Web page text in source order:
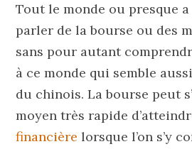
Tout le monde ou presque
parler de la bourse ou des
sans pour autant
à ce monde qui semble
du chinois. La bourse peut
moyen très rapide
financière lorsque l’on s’y